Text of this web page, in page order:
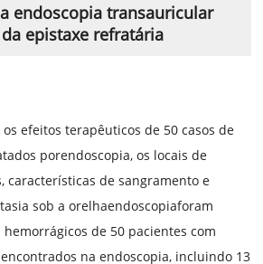
endoscopia transauricular
epistaxe refratária
efeitos terapêuticos de 50 casos de
porendoscopia, os locais de
características de sangramento e
sob a orelhaendoscopiaforam
de 50 pacientes com
na endoscopia, incluindo 13